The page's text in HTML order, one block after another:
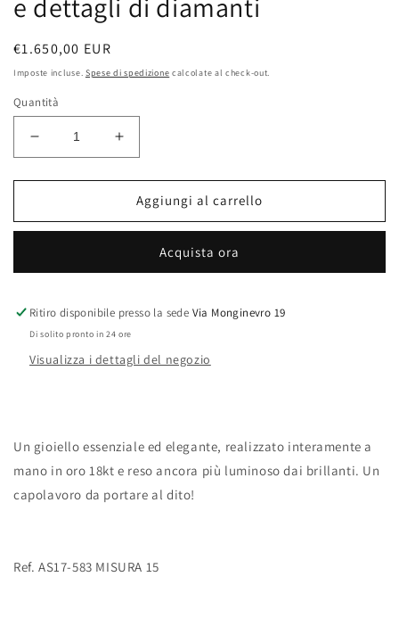
Prezzo
di
€1.650,00 EUR
Imposte incluse. Spese di spedizione calcolate al check-out.
Quantità
Diminuisci
quantità
per
Anello
in
e
dettagli
diamanti
Aumenta
quantità
per
NANIS
Anello
boules
in
e
dettagli
diamanti
Aggiungi al carrello
Acquista ora
Ritiro disponibile presso la sede Via Monginevro 19
Di solito pronto in 24 ore
Visualizza i dettagli del negozio
Un gioiello essenziale ed elegante, realizzato interamente a
mano in oro 18kt e reso ancora più luminoso dai brillanti. Un
capolavoro da portare al dito!
Ref. AS17-583 MISURA 15